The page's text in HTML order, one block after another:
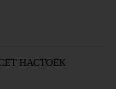
НАСТОЕК